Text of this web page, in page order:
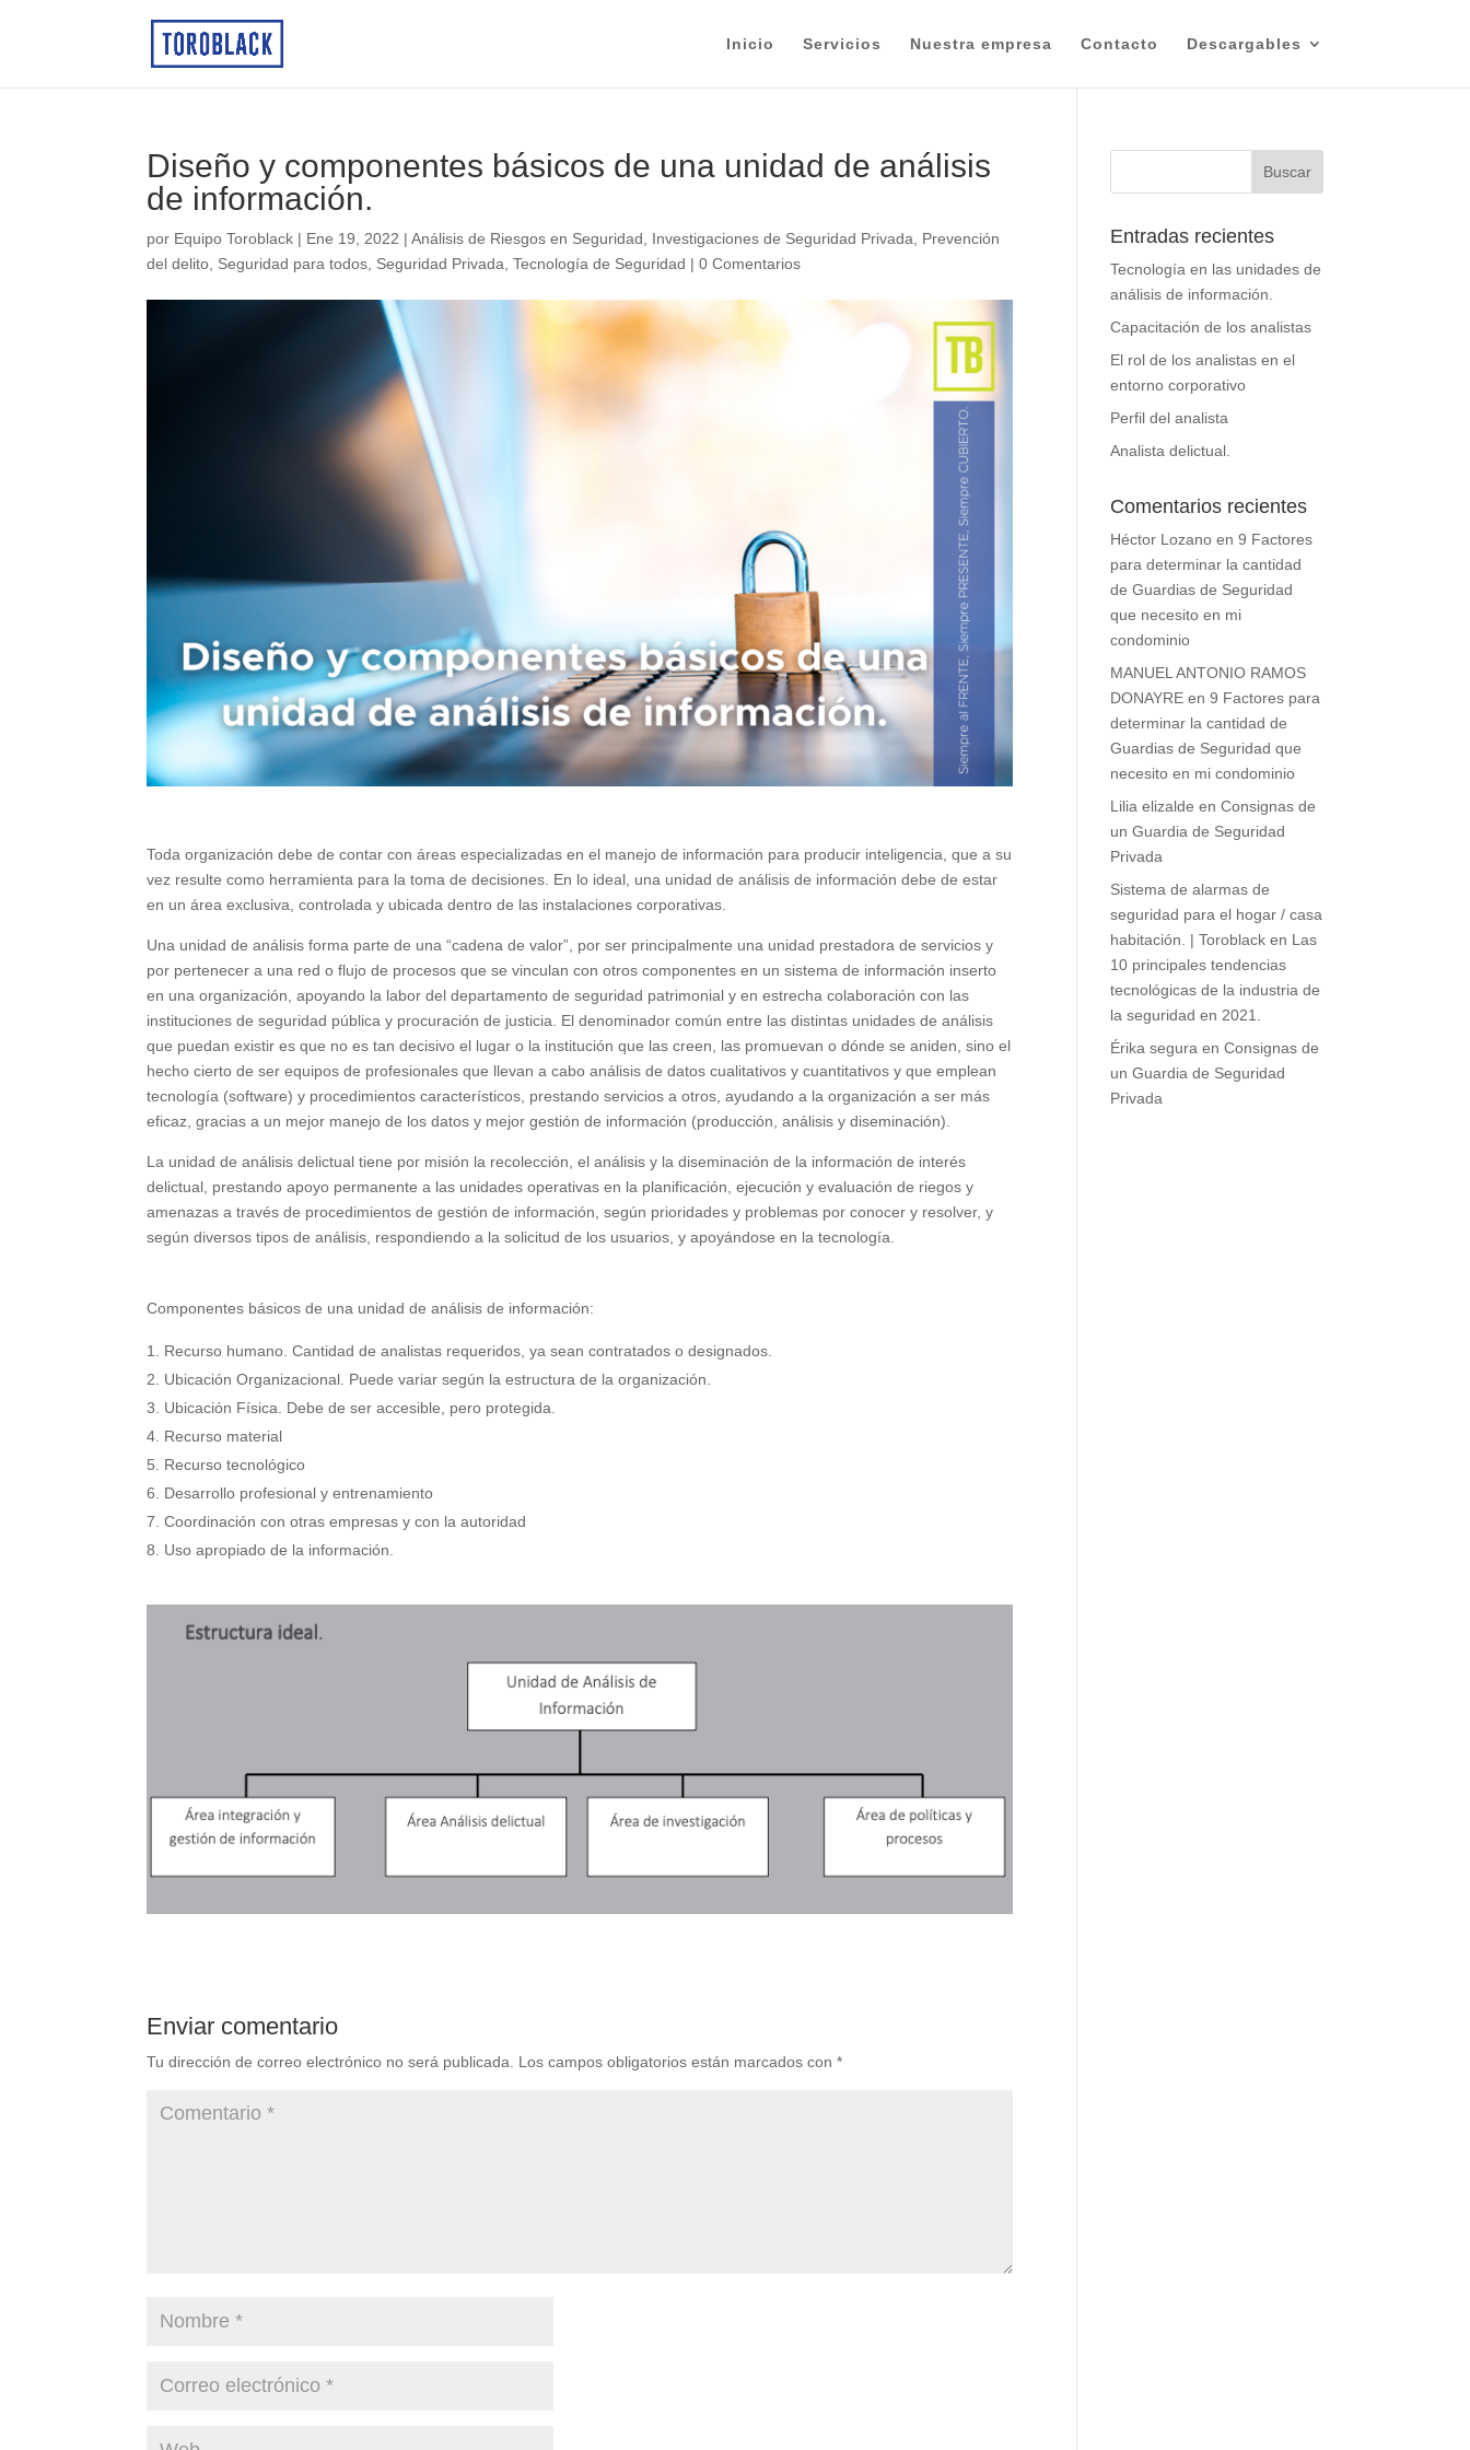
Inicio Servicios Nuestra empresa Contacto Descargables
Diseño y componentes básicos de una unidad de análisis
de información.
por Equipo Toroblack | Ene 19, 2022 |Análisis de Riesgos en Seguridad Investigaciones de Seguridad Privada
Prevención
del delito Seguridad para todos Seguridad Privada ,Tecnología de Seguridad |0 Comentarios
Toda organización debe de contar con áreas especializadas en el manejo de información para producir inteligencia, que a su
vez resulte como herramienta para la toma de decisiones. En lo ideal, una unidad de análisis de información debe de estar
en un área exclusiva, controlada y ubicada dentro de las instalaciones corporativas.
Una unidad de análisis forma parte de una “cadena de valor”, por ser principalmente una unidad prestadora de servicios y
por pertenecer a una red o flujo de procesos que se vinculan con otros componentes en un sistema de información inserto
en una organización, apoyando la labor del departamento de seguridad patrimonial y en estrecha colaboración con las
instituciones de seguridad pública y procuración de justicia. El denominador común entre las distintas unidades de análisis
que puedan existir es que no es tan decisivo el lugar o la institución que las creen, las promuevan o dónde se aniden, sino el
hecho cierto de ser equipos de profesionales que llevan a cabo análisis de datos cualitativos y cuantitativos y que emplean
tecnología (software) y procedimientos característicos, prestando servicios a otros, ayudando a la organización a ser más
eficaz, gracias a un mejor manejo de los datos y mejor gestión de información (producción, análisis y diseminación).
La unidad de análisis delictual tiene por misión la recolección, el análisis y la diseminación de la información de interés
delictual, prestando apoyo permanente a las unidades operativas en la planificación, ejecución y evaluación de riegos y
amenazas a través de procedimientos de gestión de información, según prioridades y problemas por conocer y resolver, y
según diversos tipos de análisis, respondiendo a la solicitud de los usuarios, y apoyándose en la tecnología.
Componentes básicos de una unidad de análisis de información:
Recurso humano. Cantidad de analistas requeridos, ya sean contratados o designados.
Ubicación Organizacional. Puede variar según la estructura de la organización.
Ubicación Física. Debe de ser accesible, pero protegida.
Recurso material
Recurso tecnológico
Desarrollo profesional y entrenamiento
Coordinación con otras empresas y con la autoridad
Uso apropiado de la información.
Enviar comentario
Tu dirección de correo electrónico no será publicada. Los campos obligatorios están marcados con*
Entradas recientes
Tecnología en las unidades de
análisis de información.
Capacitación de los analistas
El rol de los analistas en el
entorno corporativo
Perfil del analista
Analista delictual.
Comentarios recientes
Héctor Lozano en9 Factores
para determinar la cantidad
de Guardias de Seguridad
que necesito en mi
condominio
MANUEL ANTONIO RAMOS
DONAYRE en9 Factores para
determinar la cantidad de
Guardias de Seguridad que
necesito en mi condominio
Lilia elizalde enConsignas de
un Guardia de Seguridad
Privada
Sistema de alarmas de
seguridad para el hogar / casa
habitación. | Toroblack en Las
10 principales tendencias
tecnológicas de la industria de
la seguridad en 2021.
Érika segura enConsignas de
un Guardia de Seguridad
Privada